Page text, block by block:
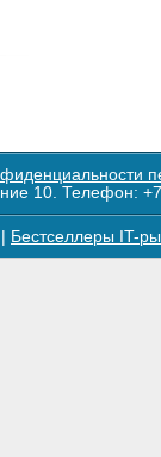
10. Телефон:
Бестселлеры IT-